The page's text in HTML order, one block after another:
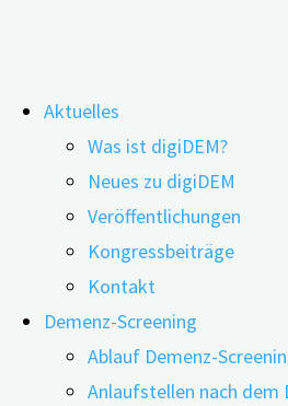
Inhalt
springen
Aktuelles
Was ist digiDEM?
Neues zu digiDEM
Veröffentlichungen
Kongressbeiträge
Kontakt
Demenz-Screening
Ablauf Demenz-
Anlaufstellen nach dem
Blut-Biomarker-Tests
Früherkennung